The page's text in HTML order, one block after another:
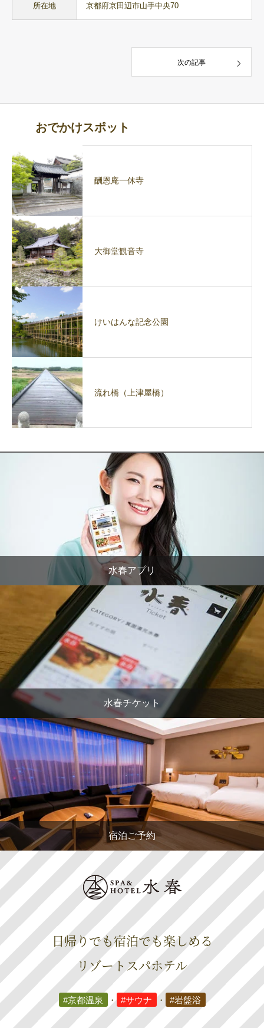
所在地 京都府京田辺市山手中央70
次の記事
おでかけスポット
酬恩庵一休寺
大御堂観音寺
けいはんな記念公園
流れ橋（上津屋橋）
水春アプリ
水春チケット
宿泊ご予約
日帰りでも宿泊でも楽しめる
リゾートスパホテル
#京都温泉 ・ #サウナ ・ #岩盤浴